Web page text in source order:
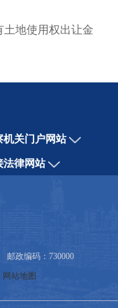
地使用权出让金
机关门户网站
法律网站
政编码：730000
网站地图